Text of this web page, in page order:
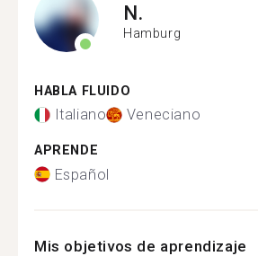
N.
Hamburg
HABLA FLUIDO
Italiano Veneciano
APRENDE
Español
Mis objetivos de aprendizaje